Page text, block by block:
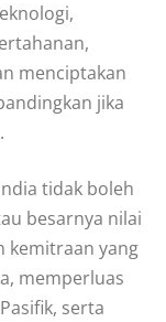
menciptakan
jika
tidak boleh
besarnya nilai
kemitraan yang
memperluas
serta